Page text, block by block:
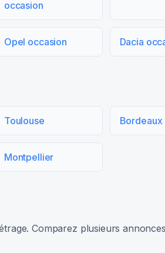
occasion
Opel occasion Dacia
Toulouse Bordeaux
Montpellier
Comparez plusieurs